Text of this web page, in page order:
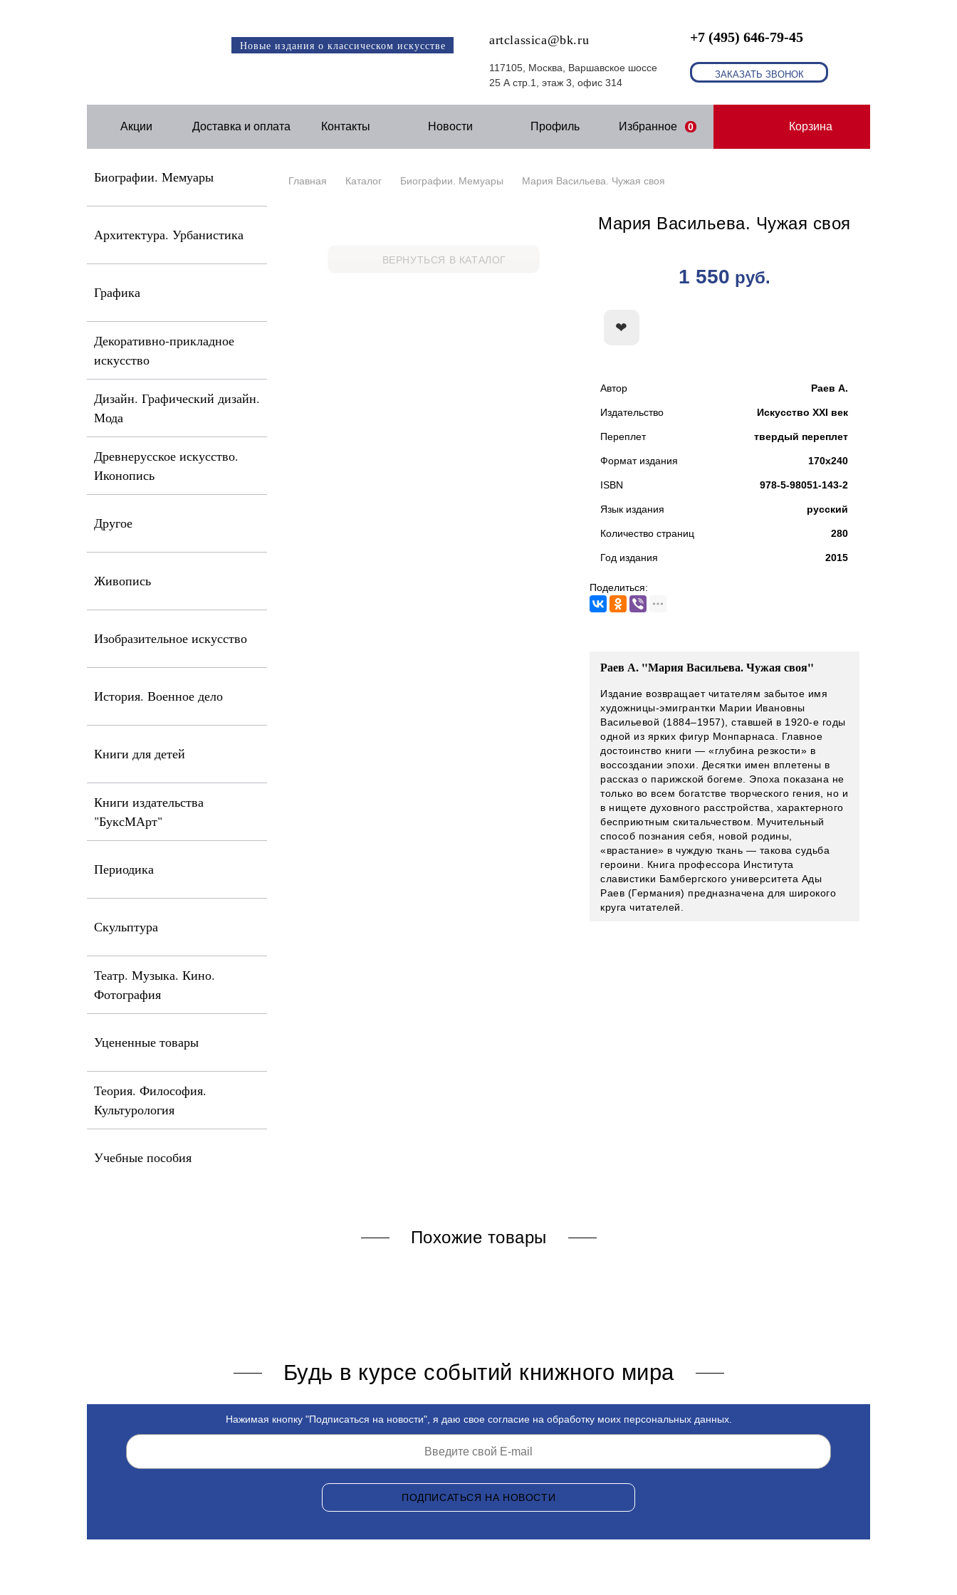
Новые издания о классическом искусстве artclassica@bk.ru
117105, Москва, Варшавское шоссе
25 А стр.1, этаж 3, офис 314
+7 (495) 646-79-45
ЗАКАЗАТЬ ЗВОНОК
Акции Доставка и оплата Контакты Новости Профиль Избранное 0 Корзина
Биографии. Мемуары
Архитектура. Урбанистика
Графика
Декоративно-прикладное
искусство
Дизайн. Графический дизайн.
Мода
Древнерусское искусство.
Иконопись
Другое
Живопись
Изобразительное искусство
История. Военное дело
Книги для детей
Книги издательства
"БуксМАрт"
Периодика
Скульптура
Театр. Музыка. Кино.
Фотография
Уцененные товары
Теория. Философия.
Культурология
Учебные пособия
Главная Каталог Биографии. Мемуары Мария Васильева. Чужая своя
ВЕРНУТЬСЯ В КАТАЛОГ
Мария Васильева. Чужая своя
1 550 руб.
Автор Раев А.
Издательство Искусство XXI век
Переплет твердый переплет
Формат издания 170х240
ISBN 978-5-98051-143-2
Язык издания русский
Количество страниц 280
Год издания 2015
Поделиться:
Раев А. "Мария Васильева. Чужая своя"
Издание возвращает читателям забытое имя
художницы-эмигрантки Марии Ивановны
Васильевой (1884–1957), ставшей в 1920-е годы
одной из ярких фигур Монпарнаса. Главное
достоинство книги — «глубина резкости» в
воссоздании эпохи. Десятки имен вплетены в
рассказ о парижской богеме. Эпоха показана не
только во всем богатстве творческого ­гения, но и
в ­нищете духовного расстройства, характерного
бесприютным скитальчеством. Мучительный
способ познания себя, новой родины,
«врастание» в чуждую ткань — ­такова судьба
героини. Книга профессора Института
славистики Бамбергского университета Ады
Раев (Германия) предназначена для широкого
круга читателей.
Похожие товары
Будь в курсе событий книжного мира
Нажимая кнопку "Подписаться на новости", я даю свое согласие на обработку моих персональных данных.
ПОДПИСАТЬСЯ НА НОВОСТИ